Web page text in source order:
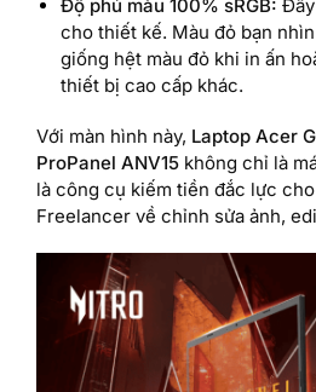
Độ phủ màu 100% sRGB:
cho thiết kế. Màu đỏ bạn
giống hệt màu đỏ khi in ấn
thiết bị cao cấp khác.
Với màn hình này, Laptop Acer
ProPanel ANV15 không chỉ là
là công cụ kiếm tiền đắc lực
Freelancer về chỉnh sửa ảnh,